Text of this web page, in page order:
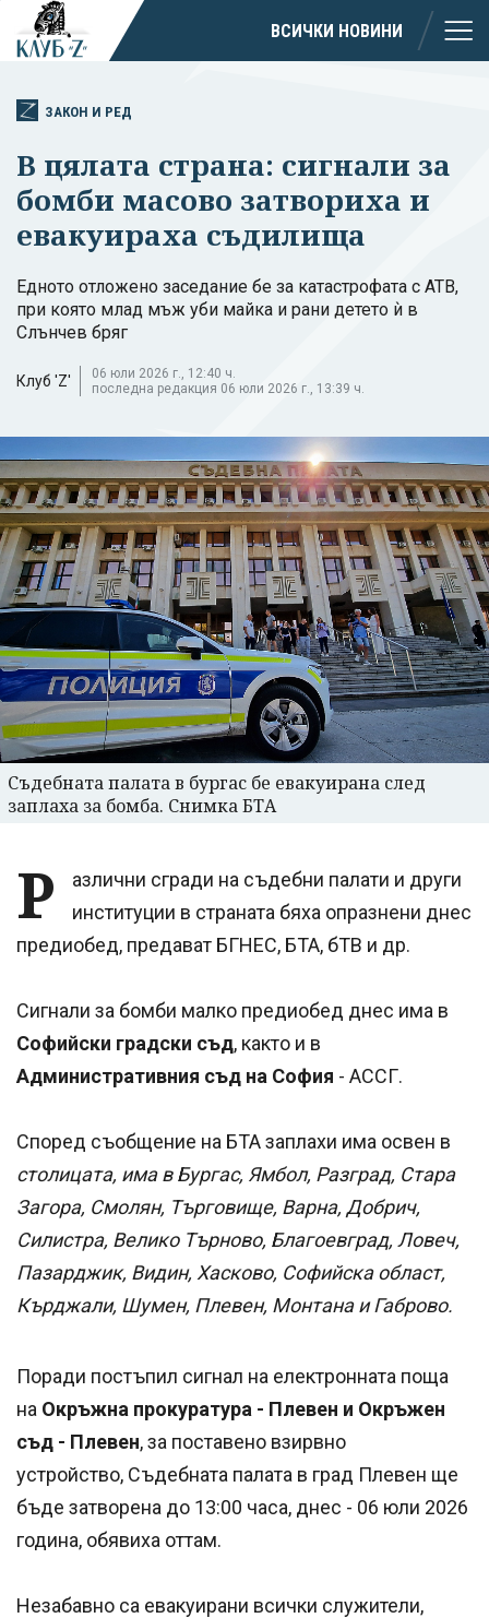
ВСИЧКИ НОВИНИ
ЗАКОН И РЕД
В цялата страна: сигнали за
бомби масово затвориха и
евакуираха съдилища
Едното отложено заседание бе за катастрофата с АТВ,
при която млад мъж уби майка и рани детето ѝ в
Слънчев бряг
Клуб 'Z'
06 юли 2026 г., 12:40 ч.
последна редакция 06 юли 2026 г., 13:39 ч.
Съдебната палата в бургас бе евакуирана след
заплаха за бомба. Снимка БТА
Р
азлични сгради на съдебни палати и други
институции в страната бяха опразнени днес
предиобед, предават БГНЕС, БТА, бТВ и др.
Сигнали за бомби малко предиобед днес има в
Софийски градски съд, както и в
Административния съд на София - АССГ.
Според съобщение на БТА заплахи има освен в
столицата, има в Бургас, Ямбол, Разград, Стара
Загора, Смолян, Търговище, Варна, Добрич,
Силистра, Велико Търново, Благоевград, Ловеч,
Пазарджик, Видин, Хасково, Софийска област,
Кърджали, Шумен, Плевен, Монтана и Габрово.
Поради постъпил сигнал на електронната поща
на Окръжна прокуратура - Плевен и Окръжен
съд - Плевен, за поставено взирвно
устройство, Съдебната палата в град Плевен ще
бъде затворена до 13:00 часа, днес - 06 юли 2026
година, обявиха оттам.
Незабавно са евакуирани всички служители,